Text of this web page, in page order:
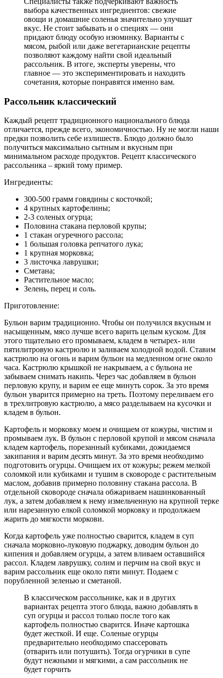
выбора качественных ингредиентов: свежие
овощи и домашние соленья значительно улучшат
вкус. Не стоит забывать и о специях — они
придают блюду особую изюминку. Варианты с
мясом, рыбой или даже вегетарианские рецепты
позволяют каждому найти свой идеальный
рассольник. В итоге, эксперты уверены, что
главное — это экспериментировать и находить
сочетания, которые понравятся именно вам.
Рассольник классический
Каждый рецепт традиционного национального блюда
отличается, прежде всего, экономичностью. Ну не могли наши
предки позволить себе излишеств. Блюдо должно было
получиться максимально сытным и вкусным при
минимальном расходе продуктов. Рецепт классического
рассольника – яркий тому пример.
Ингредиенты:
300-500 грамм говядины с косточкой;
4 крупных картофелины;
2-3 соленых огурца;
Половина стакана перловой крупы;
1 стакан огуречного рассола;
1 большая головка репчатого лука;
1 крупная морковка;
3 листочка лаврушки;
Сметана;
Растительное масло;
Зелень, перец и соль.
Приготовление:
Бульон варим традиционно. Чтобы он получился вкусным и
насыщенным, мясо лучше всего варить целым куском. Для
этого тщательно его промываем, кладем в четырех- или
пятилитровую кастрюлю и заливаем холодной водой. Ставим
кастрюлю на огонь и варим бульон на медленном огне около
часа. Кастрюлю крышкой не накрываем, а с бульона не
забываем снимать накипь. Через час добавляем в бульон
перловую крупу, и варим ее еще минуть сорок. За это время
бульон уварится примерно на треть. Поэтому переливаем его
в трехлитровую кастрюлю, а мясо разделываем на кусочки и
кладем в бульон.
Картофель и морковку моем и очищаем от кожуры, чистим и
промываем лук. В бульон с перловой крупой и мясом сначала
кладем картофель, порезанный кубиками, дожидаемся
закипания и варим десять минут. За это время необходимо
подготовить огурцы. Очищаем их от кожуры; режем мелкой
соломкой или кубиками и тушим в сковороде с растительным
маслом, добавив примерно половину стакана рассола. В
отдельной сковороде сначала обжариваем нашинкованный
лук, а затем добавляем к нему измельченную на крупной терке
или нарезанную елкой соломкой морковку и продолжаем
жарить до мягкости моркови.
Когда картофель уже полностью сварится, кладем в суп
сначала морковно-луковую поджарку, доводим бульон до
кипения и добавляем огурцы, а затем вливаем оставшийся
рассол. Кладем лаврушку, солим и перчим на свой вкус и
варим рассольник еще около пяти минут. Подаем с
порубленной зеленью и сметаной.
В классическом рассольнике, как и в других
вариантах рецепта этого блюда, важно добавлять в
суп огурцы и рассол только после того как
картофель полностью сварится. Иначе картошка
будет жесткой. И еще. Соленые огурцы
предварительно необходимо спассеровать
(отварить или потушить). Тогда огурчики в супе
будут нежными и мягкими, а сам рассольник не
будет горчить